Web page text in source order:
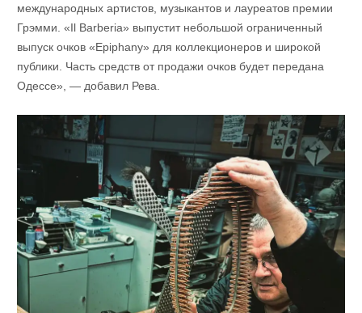
международных артистов, музыкантов и лауреатов премии
Грэмми. «Il Barberia» выпустит небольшой ограниченный
выпуск очков «Epiphany» для коллекционеров и широкой
публики. Часть средств от продажи очков будет передана
Одессе», — добавил Рева.